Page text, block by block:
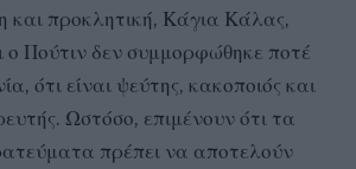
και προκλητική, Κάγια Κάλας,
ο Πούτιν δεν συμμορφώθηκε ποτέ
ότι είναι ψεύτης, κακοποιός και
Ωστόσο, επιμένουν ότι τα
πρέπει να αποτελούν